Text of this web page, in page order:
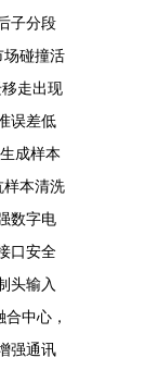
子分段
场碰撞活
走出现
误差低
成样本
样本清洗
数字电
口安全
头输入
中心，
强通讯